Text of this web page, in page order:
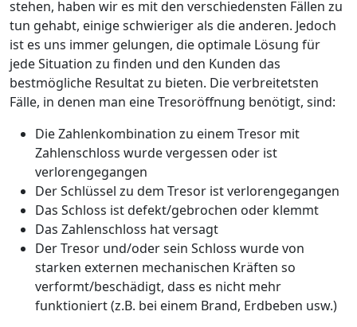
stehen, haben wir es mit den verschiedensten Fällen zu
tun gehabt, einige schwieriger als die anderen. Jedoch
ist es uns immer gelungen, die optimale Lösung für
jede Situation zu finden und den Kunden das
bestmögliche Resultat zu bieten. Die verbreitetsten
Fälle, in denen man eine Tresoröffnung benötigt, sind:
Die Zahlenkombination zu einem Tresor mit
Zahlenschloss wurde vergessen oder ist
verlorengegangen
Der Schlüssel zu dem Tresor ist verlorengegangen
Das Schloss ist defekt/gebrochen oder klemmt
Das Zahlenschloss hat versagt
Der Tresor und/oder sein Schloss wurde von
starken externen mechanischen Kräften so
verformt/beschädigt, dass es nicht mehr
funktioniert (z.B. bei einem Brand, Erdbeben usw.)